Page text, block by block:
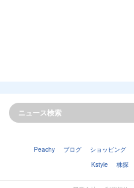
Peachy ブログ ショッピング
Kstyle
株探